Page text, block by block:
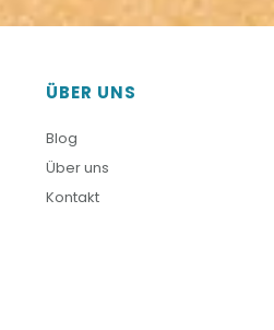
ÜBER UNS
Blog
Über uns
Kontakt